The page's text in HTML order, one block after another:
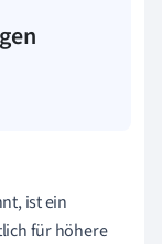
ist ein
für höhere